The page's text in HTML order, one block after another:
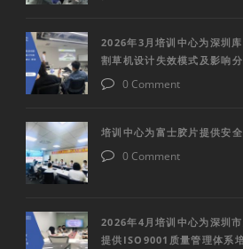
2026年3月培训中心为深圳
割草机设计失效模式及影响
0 Comment
培训中心为富士胶片提供安
0 Comment
2026年4月培训中心为深圳
提供ISO9001质量管理体系